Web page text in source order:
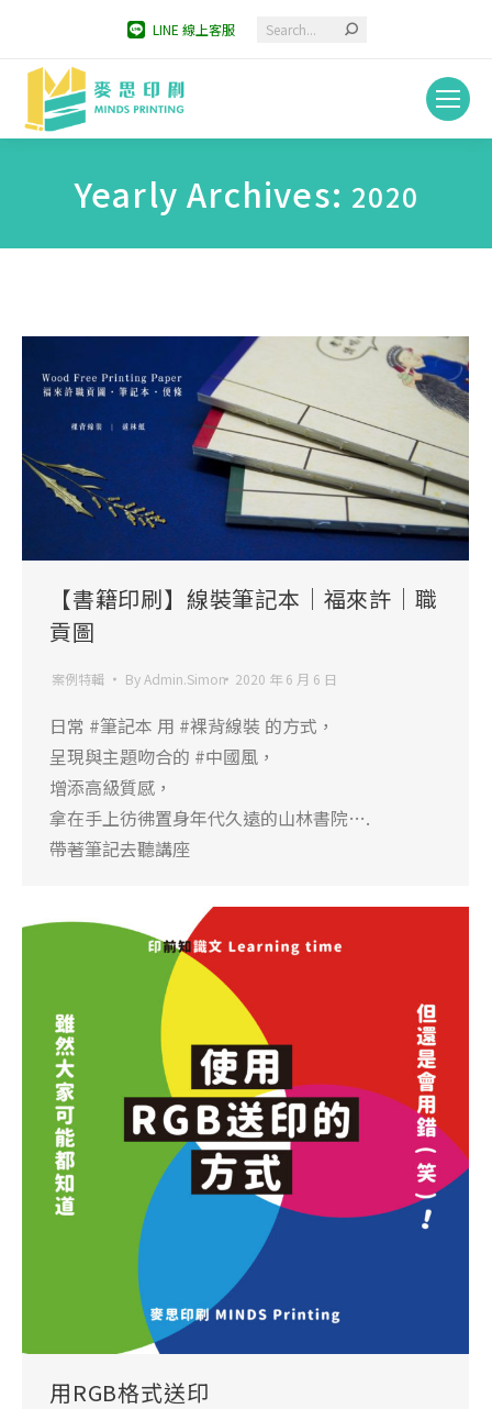
LINE 線上客服 Search:
Yearly Archives: 2020
【書籍印刷】線裝筆記本｜福來許｜職
貢圖
案例特輯 ByAdmin.Simon 2020 年 6 月 6 日
日常 #筆記本 用 #裸背線裝 的方式，
呈現與主題吻合的 #中國風，
增添高級質感，
拿在手上彷彿置身年代久遠的山林書院….
帶著筆記去聽講座
用RGB格式送印